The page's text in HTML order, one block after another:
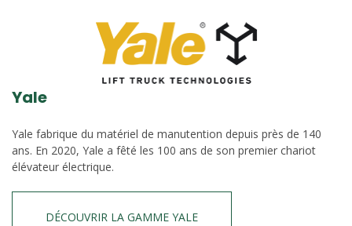
Yale
Yale fabrique du matériel de manutention depuis près de 140
ans. En 2020, Yale a fêté les 100 ans de son premier chariot
élévateur électrique.
DÉCOUVRIR LA GAMME YALE